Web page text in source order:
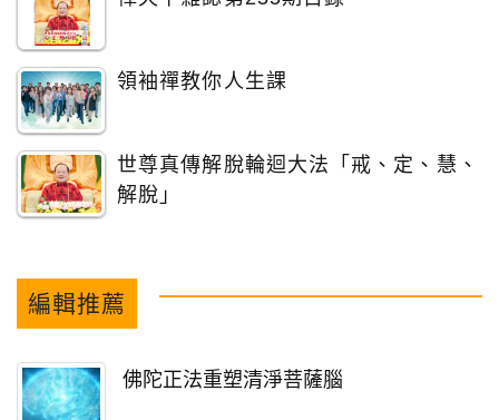
領袖禪教你人生課
世尊真傳解脫輪迴大法「戒、定、慧、
解脫」
編輯推薦
佛陀正法重塑清淨菩薩腦